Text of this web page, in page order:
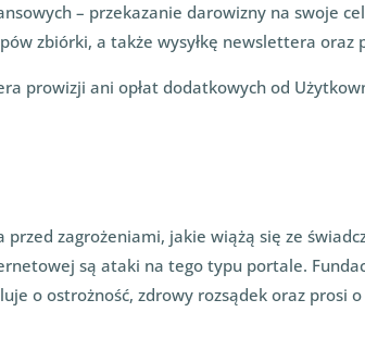
– przekazanie darowizny na swoje
zbiórki, a także wysyłkę newslettera
prowizji ani opłat dodatkowych od
przed zagrożeniami, jakie wiążą się ze
są ataki na tego typu portale.
o ostrożność, zdrowy rozsądek oraz prosi